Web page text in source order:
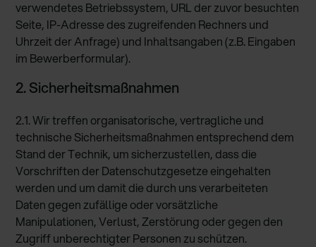
verwendetes Betriebssystem, URL der zuvor besuchten
Seite, IP-Adresse des zugreifenden Rechners und
Uhrzeit der Anfrage) und Inhaltsangaben (z.B. Eingaben
im Bewerberformular).
2. Sicherheitsmaßnahmen
2.1. Wir treffen organisatorische, vertragliche und
technische Sicherheitsmaßnahmen entsprechend dem
Stand der Technik, um sicherzustellen, dass die
Vorschriften der Datenschutzgesetze eingehalten
werden und um damit die durch uns verarbeiteten
Daten gegen zufällige oder vorsätzliche
Manipulationen, Verlust, Zerstörung oder gegen den
Zugriff unberechtigter Personen zu schützen.